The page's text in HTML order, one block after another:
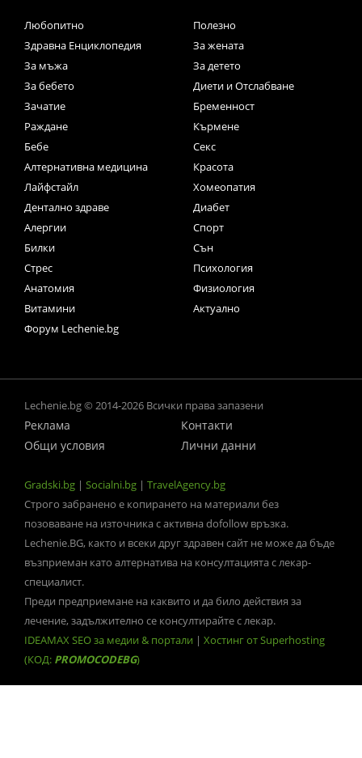
Любопитно
Полезно
Здравна Енциклопедия
За жената
За мъжа
За детето
За бебето
Диети и Отслабване
Зачатие
Бременност
Раждане
Кърмене
Бебе
Секс
Алтернативна медицина
Красота
Лайфстайл
Хомеопатия
Дентално здраве
Диабет
Алергии
Спорт
Билки
Сън
Стрес
Психология
Анатомия
Физиология
Витамини
Актуално
Форум Lechenie.bg
Lechenie.bg © 2014-2026 Всички права запазени
Реклама
Контакти
Общи условия
Лични данни
Gradski.bg | Socialni.bg | TravelAgency.bg
Строго забранено е копирането на материали без
позоваване на източника с активна dofollow връзка.
Lechenie.BG, както и всеки друг здравен сайт не може да бъде
възприеман като алтернатива на консултацията с лекар-
специалист.
Преди предприемане на каквито и да било действия за
лечение, задължително се консултирайте с лекар.
IDEAMAX SEO за медии & портали | Хостинг от Superhosting
(КОД: PROMOCODEBG)